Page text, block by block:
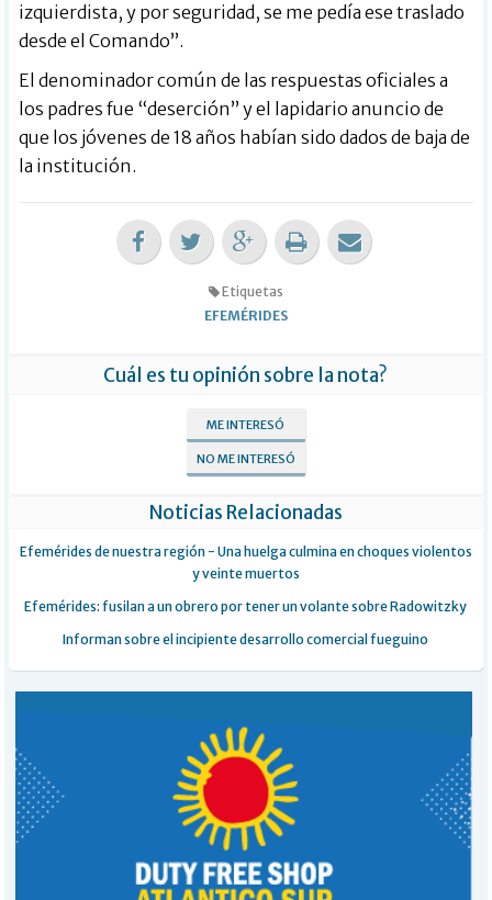
izquierdista, y por seguridad, se me pedía ese traslado
desde el Comando”.
El denominador común de las respuestas oficiales a
los padres fue “deserción” y el lapidario anuncio de
que los jóvenes de 18 años habían sido dados de baja de
la institución.
Etiquetas
EFEMÉRIDES
Cuál es tu opinión sobre la nota?
ME INTERESÓ
NO ME INTERESÓ
Noticias Relacionadas
Efemérides de nuestra región - Una huelga culmina en choques violentos
y veinte muertos
Efemérides: fusilan a un obrero por tener un volante sobre Radowitzky
Informan sobre el incipiente desarrollo comercial fueguino